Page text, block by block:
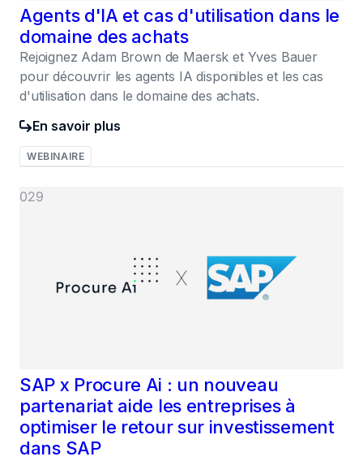
Agents d'IA et cas d'utilisation dans le
domaine des achats
Rejoignez Adam Brown de Maersk et Yves Bauer
pour découvrir les agents IA disponibles et les cas
d'utilisation dans le domaine des achats.
En savoir plus
WEBINAIRE
SAP x Procure Ai : un nouveau
partenariat aide les entreprises à
optimiser le retour sur investissement
dans SAP
029